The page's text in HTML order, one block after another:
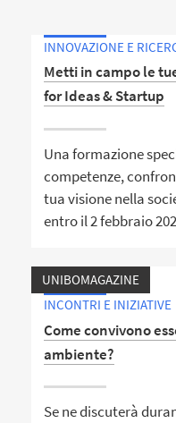
INNOVAZIONE E
Metti in campo le
for Ideas & Startup
Una formazione
competenze,
tua visione nella
entro il 2 febbraio
UNIBOMAGAZINE
INCONTRI E INIZIATIVE
Come convivono
ambiente?
Se ne discuterà